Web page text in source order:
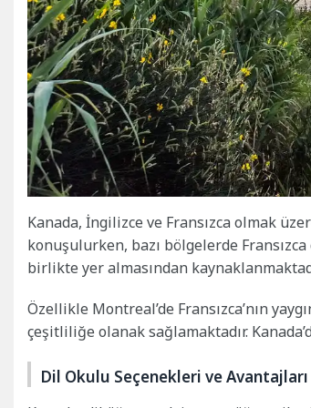
Kanada, İngilizce ve Fransızca olmak
konuşulurken, bazı bölgelerde
birlikte yer almasından
Özellikle Montreal’de Fransızca’nın
çeşitliliğe olanak sağlamaktadır.
Dil Okulu Seçenekleri ve Avantajları